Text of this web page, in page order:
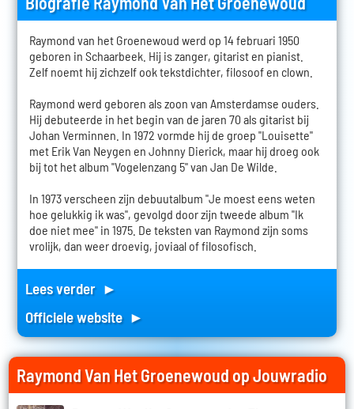
Raymond van het Groenewoud werd op 14 februari 1950
geboren in Schaarbeek. Hij is zanger, gitarist en pianist.
Zelf noemt hij zichzelf ook tekstdichter, filosoof en clown.
Raymond werd geboren als zoon van Amsterdamse ouders.
Hij debuteerde in het begin van de jaren 70 als gitarist bij
Johan Verminnen. In 1972 vormde hij de groep "Louisette"
met Erik Van Neygen en Johnny Dierick, maar hij droeg ook
bij tot het album "Vogelenzang 5" van Jan De Wilde.
In 1973 verscheen zijn debuutalbum "Je moest eens weten
hoe gelukkig ik was", gevolgd door zijn tweede album "Ik
doe niet mee" in 1975. De teksten van Raymond zijn soms
vrolijk, dan weer droevig, joviaal of filosofisch.
Lees verder ►
Officiele website ►
Raymond Van Het Groenewoud op Jouwradio